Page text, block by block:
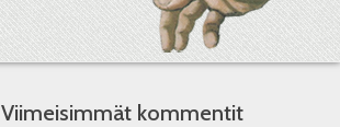
Viimeisimmät kommentit